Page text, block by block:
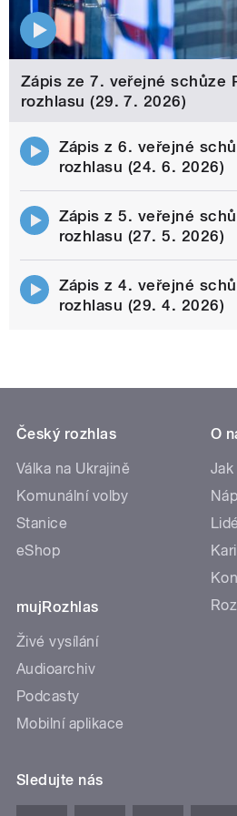
Zápis ze 7. veřejné schůze
rozhlasu (29. 7. 2026)
Zápis z 6. veřejné
rozhlasu (24. 6. 2026)
Zápis z 5. veřejné
rozhlasu (27. 5. 2026)
Zápis z 4. veřejné
rozhlasu (29. 4. 2026)
Český rozhlas
Válka na Ukrajině
Komunální volby
Stanice
eShop
mujRozhlas
Živé vysílání
Audioarchiv
Podcasty
Mobilní aplikace
O
Jak
Sledujte nás